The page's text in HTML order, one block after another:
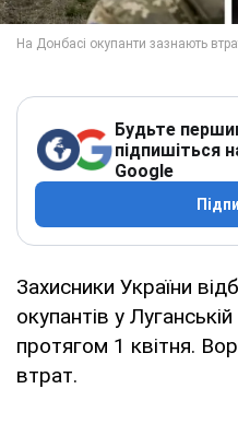
Будьте
підпишіться
Google
Захисники України
окупантів у
протягом 1 квітня.
втрат.